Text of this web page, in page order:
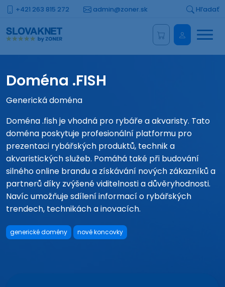
+421 263 815 272 admin@zoner.sk Hľadať
Menu
Doména .FISH
Generická doména
Doména .fish je vhodná pro rybáře a akvaristy. Tato
doména poskytuje profesionální platformu pro
prezentaci rybářských produktů, technik a
akvaristických služeb. Pomáhá také při budování
silného online brandu a získávání nových zákazníků a
partnerů díky zvýšené viditelnosti a důvěryhodnosti.
Navíc umožňuje sdílení informací o rybářských
trendech, technikách a inovacích.
generické domény nové koncovky